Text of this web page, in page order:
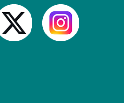
」 受講生募集中！＜東京・オン
中！＜東京・札幌・オンライン